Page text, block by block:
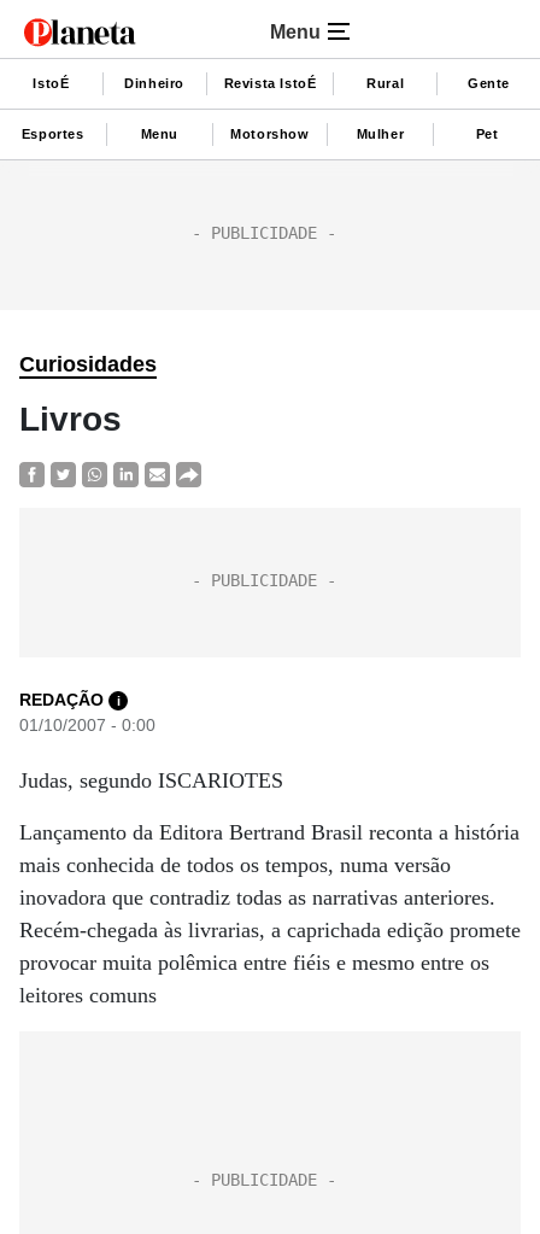
Menu
IstoÉ Dinheiro Revista IstoÉ Rural Gente
Esportes Menu Motorshow Mulher Pet
Curiosidades
Livros
REDAÇÃO i
01/10/2007 - 0:00
Judas, segundo ISCARIOTES
Lançamento da Editora Bertrand Brasil reconta a história
mais conhecida de todos os tempos, numa versão
inovadora que contradiz todas as narrativas anteriores.
Recém-chegada às livrarias, a caprichada edição promete
provocar muita polêmica entre fiéis e mesmo entre os
leitores comuns